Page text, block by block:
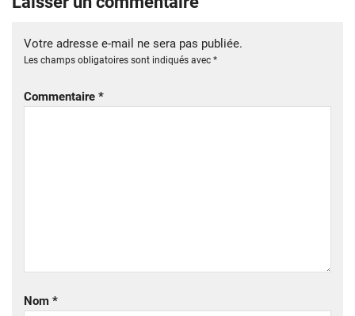
Votre adresse e-mail ne sera pas publiée.
Les champs obligatoires sont indiqués avec *
Commentaire *
Nom *